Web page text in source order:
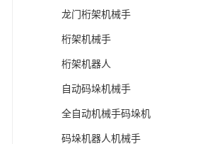
龙门桁架机械手
桁架机械手
桁架机器人
自动码垛机械手
全自动机械手码垛机
码垛机器人机械手